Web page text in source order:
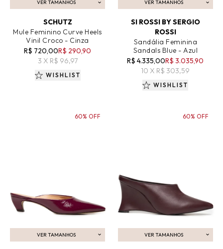
VER TAMANHOS
ADICIONAR AO CARRINHO
SCHUTZ
Mule Feminino Curve Heels
Vinil Croco - Cinza
R$ 720,00R$ 290,90
3 X R$ 96,97
WISHLIST
VER TAMANHOS
ADICIONAR AO CARRINHO
SI ROSSI BY SERGIO
ROSSI
Sandália Feminina
Sandals Blue - Azul
R$ 4.335,00R$ 3.035,90
10 X R$ 303,59
WISHLIST
VER TAMANHOS
ADICIONAR AO CARRINHO
60% OFF
VER TAMANHOS
ADICIONAR AO CARRINHO
60% OFF